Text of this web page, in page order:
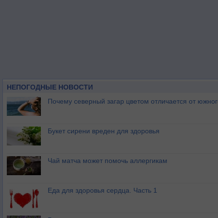
НЕПОГОДНЫЕ НОВОСТИ
Почему северный загар цветом отличается от
Букет сирени вреден для здоровья
Чай матча может помочь аллергикам
Еда для здоровья сердца. Часть 1